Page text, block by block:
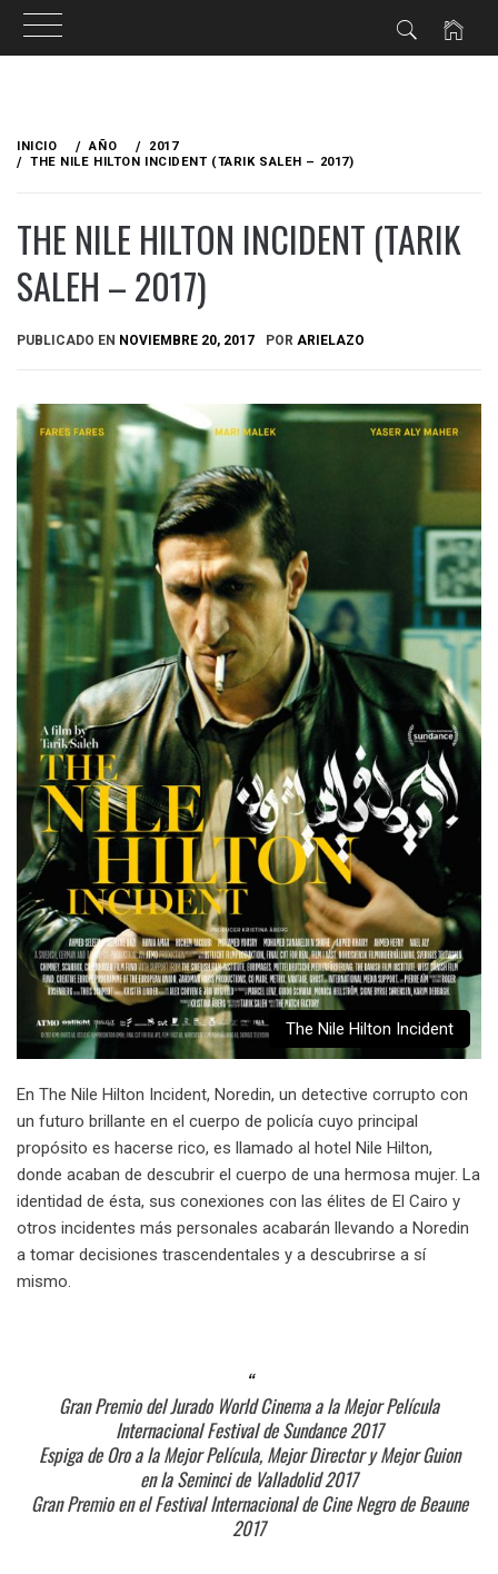
contenido
INICIO AÑO
2017
THE NILE HILTON INCIDENT (TARIK SALEH – 2017)
THE NILE HILTON INCIDENT (TARIK
SALEH – 2017)
PUBLICADO EN NOVIEMBRE 20, 2017 POR ARIELAZO
The Nile Hilton Incident
En The Nile Hilton Incident, Noredin, un detective corrupto con
un futuro brillante en el cuerpo de policía cuyo principal
propósito es hacerse rico, es llamado al hotel Nile Hilton,
donde acaban de descubrir el cuerpo de una hermosa mujer. La
identidad de ésta, sus conexiones con las élites de El Cairo y
otros incidentes más personales acabarán llevando a Noredin
a tomar decisiones trascendentales y a descubrirse a sí
mismo.
Gran Premio del Jurado World Cinema a la Mejor Película
Internacional Festival de Sundance 2017
Espiga de Oro a la Mejor Película, Mejor Director y Mejor Guion
en la Seminci de Valladolid 2017
Gran Premio en el Festival Internacional de Cine Negro de Beaune
2017